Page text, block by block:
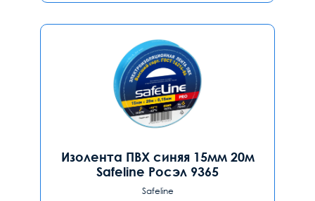
Изолента ПВХ синяя 15мм 20м
Safeline Росэл 9365
Safeline